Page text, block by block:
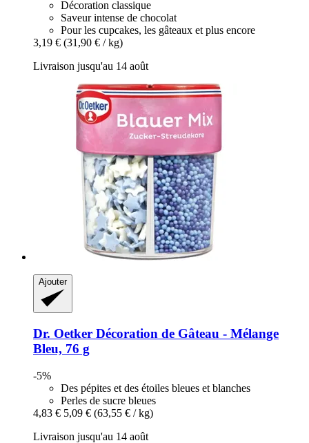
Décoration classique
Saveur intense de chocolat
Pour les cupcakes, les gâteaux et plus encore
3,19 € (31,90 € / kg)
Livraison jusqu'au 14 août
Ajouter
Dr. Oetker Décoration de Gâteau -​ Mélange
Bleu, 76 g
-5%
Des pépites et des étoiles bleues et blanches
Perles de sucre bleues
4,83 € 5,09 € (63,55 € / kg)
Livraison jusqu'au 14 août